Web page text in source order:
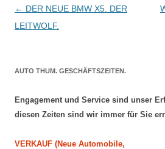
Beitrags-
Navigation
← DER NEUE BMW X5. DER
LEITWOLF.
AUTO THUM. GESCHÄFTSZEITEN.
Engagement und Service sind unser
diesen Zeiten sind wir immer für Sie
VERKAUF (Neue Automobile,